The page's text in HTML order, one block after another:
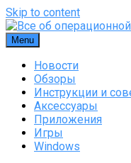
Skip to content
Menu
Новости
Обзоры
Инструкции и
Аксессуары
Приложения
Игры
Windows